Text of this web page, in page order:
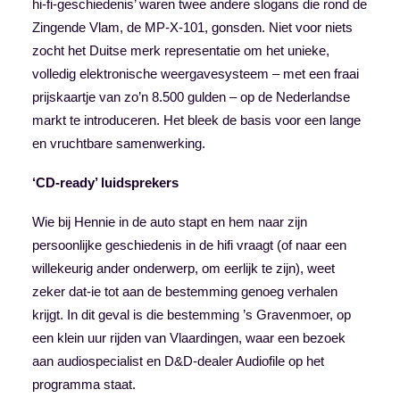
hi-fi-geschiedenis’ waren twee andere slogans die rond de
Zingende Vlam, de MP-X-101, gonsden. Niet voor niets
zocht het Duitse merk representatie om het unieke,
volledig elektronische weergavesysteem – met een fraai
prijskaartje van zo’n 8.500 gulden – op de Nederlandse
markt te introduceren. Het bleek de basis voor een lange
en vruchtbare samenwerking.
‘CD-ready’ luidsprekers
Wie bij Hennie in de auto stapt en hem naar zijn
persoonlijke geschiedenis in de hifi vraagt (of naar een
willekeurig ander onderwerp, om eerlijk te zijn), weet
zeker dat-ie tot aan de bestemming genoeg verhalen
krijgt. In dit geval is die bestemming ’s Gravenmoer, op
een klein uur rijden van Vlaardingen, waar een bezoek
aan audiospecialist en D&D-dealer Audiofile op het
programma staat.